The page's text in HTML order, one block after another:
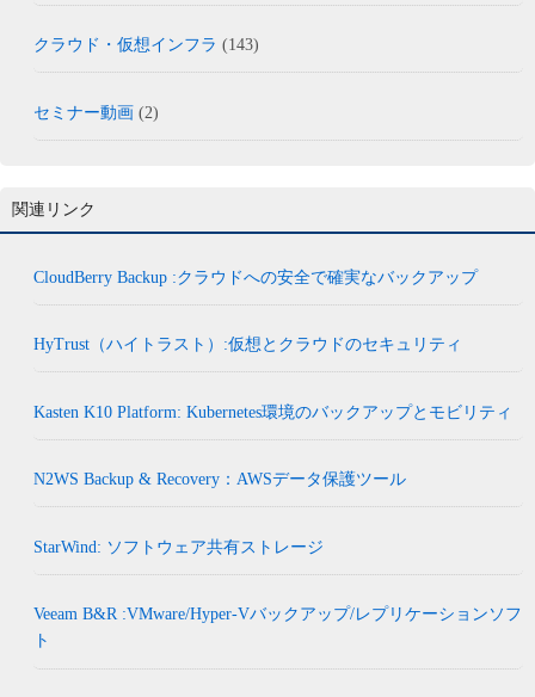
クラウド・仮想インフラ (143)
セミナー動画 (2)
関連リンク
CloudBerry Backup :クラウドへの安全で確実なバックアップ
HyTrust（ハイトラスト）:仮想とクラウドのセキュリティ
Kasten K10 Platform: Kubernetes環境のバックアップとモビリティ
N2WS Backup & Recovery：AWSデータ保護ツール
StarWind: ソフトウェア共有ストレージ
Veeam B&R :VMware/Hyper-Vバックアップ/レプリケーションソフ
ト